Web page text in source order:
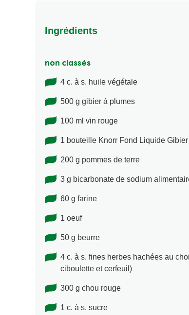
Ingrédients
non classés
4 c. à s. huile végétale
500 g gibier à plumes
100 ml vin rouge
1 bouteille Knorr Fond Liquide Gibier
200 g pommes de terre
3 g bicarbonate de sodium
60 g farine
1 oeuf
50 g beurre
4 c. à s. fines herbes hachées au
ciboulette et cerfeuil)
300 g chou rouge
1 c. à s. sucre